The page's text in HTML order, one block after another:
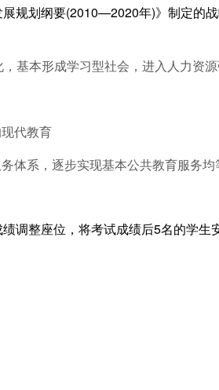
规划纲要(2010—2020年)》制定的
基本形成学习型社会，进入人力资
代教育
体系，逐步实现基本公共教育服务
调整座位，将考试成绩后5名的学生